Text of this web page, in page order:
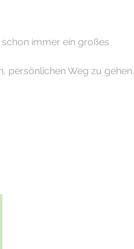
immer ein großes
persönlichen Weg zu gehen.